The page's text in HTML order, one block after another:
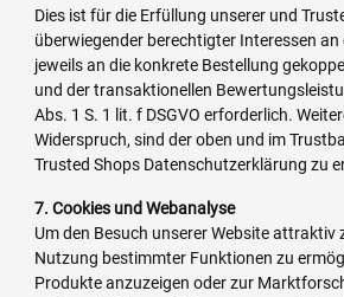
Dies ist für die Erfüllung unserer und
überwiegender berechtigter Interessen
jeweils an die konkrete Bestellung
und der transaktionellen
Abs. 1 S. 1 lit. f DSGVO erforderlich.
Widerspruch, sind der oben und im
Trusted Shops Datenschutzerklärung zu
7. Cookies und Webanalyse
Um den Besuch unserer Website attraktiv
Nutzung bestimmter Funktionen zu
Produkte anzuzeigen oder zur